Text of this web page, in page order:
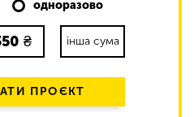
одноразово
₴ інша сума
ПРОЄКТ